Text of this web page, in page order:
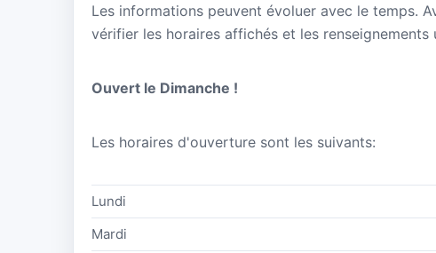
Les informations peuvent évoluer avec le temps.
vérifier les horaires affichés et les
Ouvert le Dimanche !
Les horaires d'ouverture sont les suivants:
Lundi
Mardi